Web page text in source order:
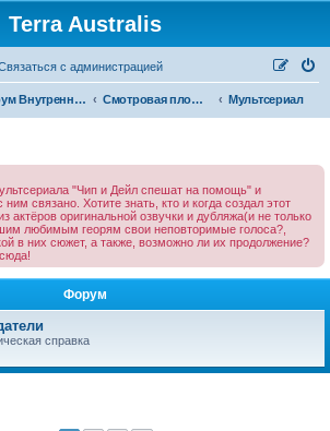
Terra Australis
вязаться с администрацией
Форум Внутренней Австралии Смотровая площадка Мультсериал
"Чип и Дейл спешат на помощь" и
связано. Хотите знать, кто и когда создал этот
актёров оригинальной озвучки и дубляжа(и не только
любимым георям свои неповторимые голоса?,
в них сюжет, а также, возможно ли их продолжение?
Форум
справка